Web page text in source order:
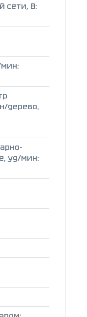
сети, В:
дерево,
уд/мин: